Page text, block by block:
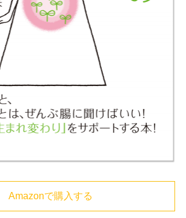
Amazonで購入する